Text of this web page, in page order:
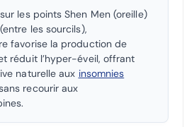
les points Shen Men (oreille)
les sourcils),
favorise la production de
réduit l’hyper-éveil, offrant
naturelle aux insomnies
recourir aux